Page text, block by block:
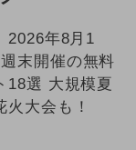
2026年8月1
末開催の無料
18選 大規模夏
火大会も！